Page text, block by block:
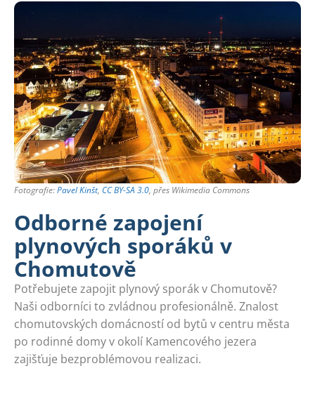
Fotografie:Pavel Kinšt, CC BY-SA 3.0, přes Wikimedia Commons
Odborné zapojení
plynových sporáků v
Chomutově
Potřebujete zapojit plynový sporák v Chomutově?
Naši odborníci to zvládnou profesionálně. Znalost
chomutovských domácností od bytů v centru města
po rodinné domy v okolí Kamencového jezera
zajišťuje bezproblémovou realizaci.